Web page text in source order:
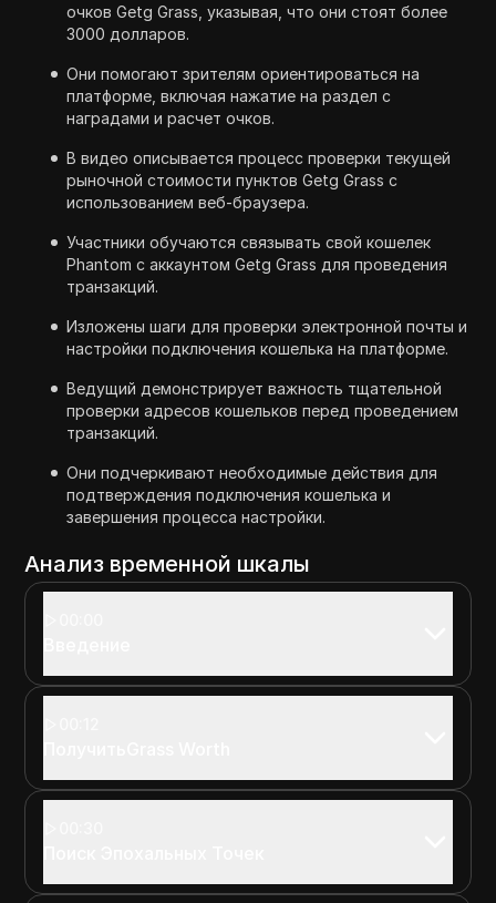
очков Getg Grass, указывая, что они стоят более
3000 долларов.
Они помогают зрителям ориентироваться на
платформе, включая нажатие на раздел с
наградами и расчет очков.
В видео описывается процесс проверки текущей
рыночной стоимости пунктов Getg Grass с
использованием веб-браузера.
Участники обучаются связывать свой кошелек
Phantom с аккаунтом Getg Grass для проведения
транзакций.
Изложены шаги для проверки электронной почты и
настройки подключения кошелька на платформе.
Ведущий демонстрирует важность тщательной
проверки адресов кошельков перед проведением
транзакций.
Они подчеркивают необходимые действия для
подтверждения подключения кошелька и
завершения процесса настройки.
Анализ временной шкалы